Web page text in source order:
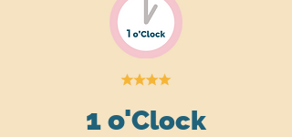
1 o'Clock